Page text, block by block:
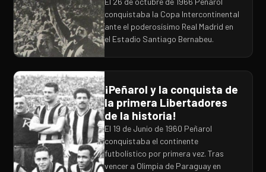
conquistaba la Copa Intercontinental
ante el poderosísimo Real Madrid en
el Estadio Santiago Bernabeu.
¡Peñarol y la conquista de
la primera Libertadores
de la historia!
El 19 de Junio de 1960 Peñarol
conquistaba el continente
futbolístico por primera vez. Tras
vencer a Olimpia de Paraguay en